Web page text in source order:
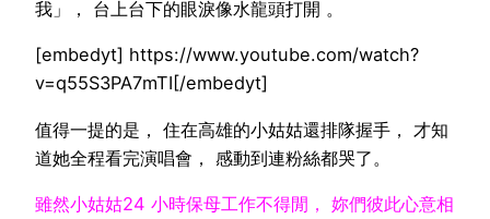
我」， 台上台下的眼淚像水龍頭打開 。
[embedyt] https://www.youtube.com/watch?
v=q55S3PA7mTI[/embedyt]
值得一提的是， 住在高雄的小姑姑還排隊握手， 才知
道她全程看完演唱會， 感動到連粉絲都哭了。
雖然小姑姑24 小時保母工作不得閒， 妳們彼此心意相